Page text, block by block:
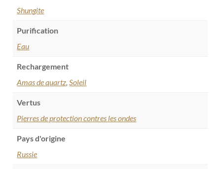
Shungite
Purification
Eau
Rechargement
Amas de quartz,Soleil
Vertus
Pierres de protection contres les ondes
Pays d'origine
Russie